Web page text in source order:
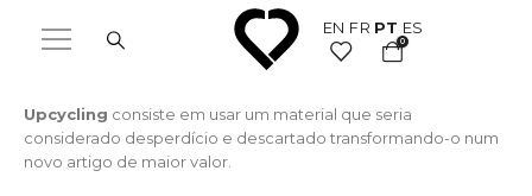
EN FR PT ES
0
Upcycling consiste em usar um material que seria
considerado desperdício e descartado transformando-o num
novo artigo de maior valor.